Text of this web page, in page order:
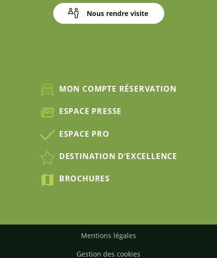
Nous rendre visite
MON COMPTE RÉSERVATION
ESPACE PRESSE
ESPACE PRO
DESTINATION D’EXCELLENCE
BROCHURES
Mentions légales
Gestion des cookies